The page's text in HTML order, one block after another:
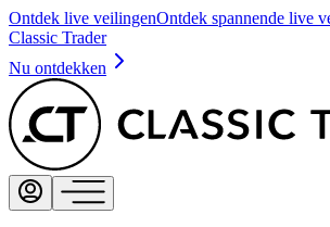
Ontdek live veilingenOntdek spannende live
Classic Trader
Nu ontdekken